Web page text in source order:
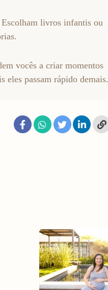
livros infantis ou
vocês a criar momentos
passam rápido demais.